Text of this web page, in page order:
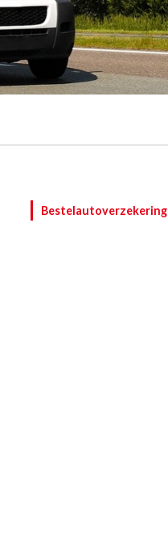
Bestelautoverzekering